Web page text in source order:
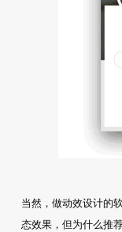
当然，做动效设计的
态效果，但为什么推